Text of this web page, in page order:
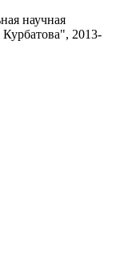
научная
2013-